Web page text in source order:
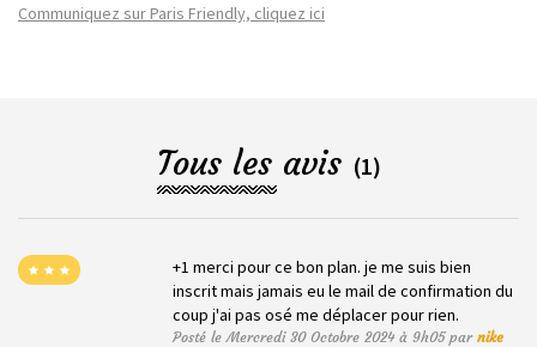
Communiquez sur Paris Friendly, cliquez ici
Tous les avis (1)
+1 merci pour ce bon plan. je me suis bien
inscrit mais jamais eu le mail de confirmation du
coup j'ai pas osé me déplacer pour rien.
Posté le Mercredi 30 Octobre 2024 à 9h05 parnike